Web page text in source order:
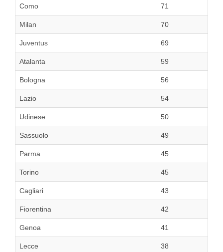
Como 71
Milan 70
Juventus 69
Atalanta 59
Bologna 56
Lazio 54
Udinese 50
Sassuolo 49
Parma 45
Torino 45
Cagliari 43
Fiorentina 42
Genoa 41
Lecce 38